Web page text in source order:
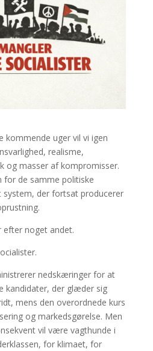
kommende uger vil vi igen
realisme,
og masser af kompromisser.
for de samme politiske
system, der fortsat producerer
efter noget andet.
nedskæringer for at
kandidater, der glæder sig
mens den overordnede kurs
og markedsgørelse. Men
vil være vagthunde i
for klimaet, for